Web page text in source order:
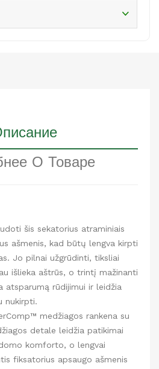
О Товаре
šis sekatorius atraminiais
ašmenis, kad būtų lengva kirpti
Jo pilnai užgrūdinti, tiksliai
išlieka aštrūs, o trintį mažinanti
atsparumą rūdijimui ir leidžia
nukirpti.
medžiagos rankena su
detale leidžia patikimai
komforto, o lengvai
fiksatorius apsaugo ašmenis